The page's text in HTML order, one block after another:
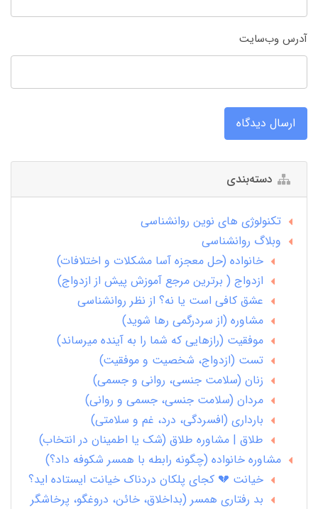
آدرس وب‌سایت
ارسال دیدگاه
دسته‌بندی
تکنولوژی های نوین روانشناسی
وبلاگ روانشناسی
خانواده (حل معجزه آسا مشکلات و اختلافات)
ازدواج ( برترین مرجع آموزش پیش از ازدواج)
عشق کافی است یا نه؟ از نظر روانشناسی
مشاوره (از سردرگمی رها شوید)
موفقیت (رازهایی که شما را به آینده میرساند)
تست (ازدواج، شخصیت و موفقیت)
زنان (سلامت جنسی، روانی و جسمی)
مردان (سلامت جنسی، جسمی و روانی)
بارداری (افسردگی، درد، غم و سلامتی)
طلاق | مشاوره طلاق (شک یا اطمینان در انتخاب)
مشاوره خانواده (چگونه رابطه با همسر شکوفه داد؟)
خیانت 💔 کجای پلکان دردناک خیانت ایستاده اید؟
بد رفتاری همسر (بداخلاق، خائن، دروغگو، پرخاشگر